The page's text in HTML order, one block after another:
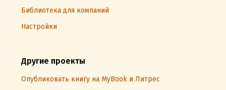
Библиотека для компаний
Настройки
Другие проекты
Опубликовать книгу на MyBook и Литрес